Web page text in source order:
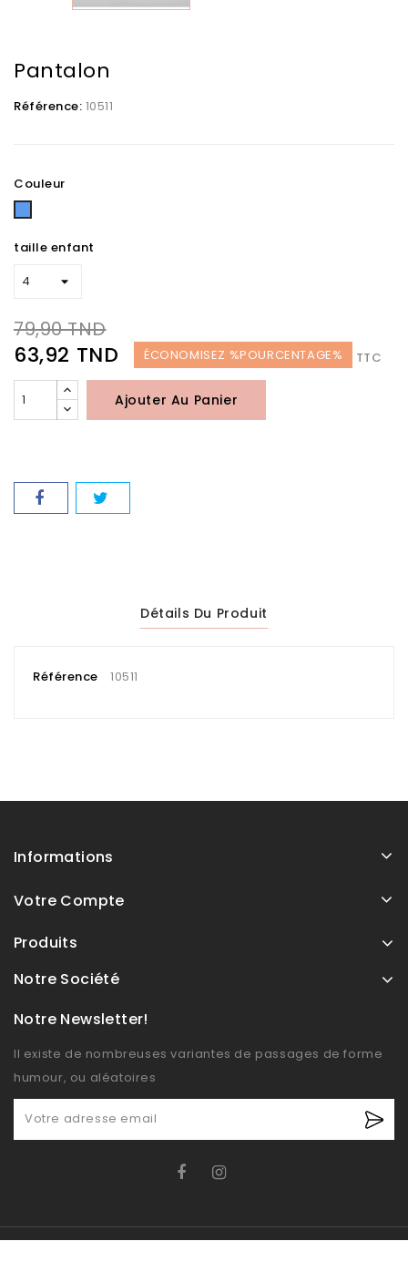
Pantalon
Référence: 10511
Couleur
Bleu
taille enfant
79,90 TND
63,92 TND ÉCONOMISEZ %POURCENTAGE% TTC
Ajouter Au Panier
Détails Du Produit
Référence 10511
Informations
Votre Compte
Produits
Notre Société
Notre Newsletter!
Il existe de nombreuses variantes de passages de forme
humour, ou aléatoires